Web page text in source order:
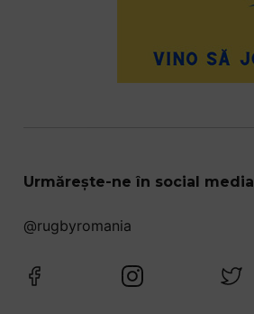
Urmărește-ne în social media
@rugbyromania